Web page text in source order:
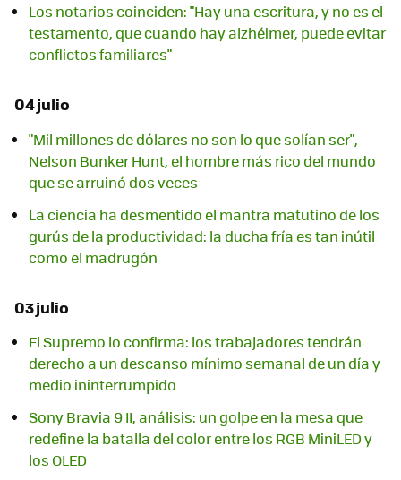
Los notarios coinciden: "Hay una escritura, y no es el
testamento, que cuando hay alzhéimer, puede evitar
conflictos familiares"
04 julio
"Mil millones de dólares no son lo que solían ser",
Nelson Bunker Hunt, el hombre más rico del mundo
que se arruinó dos veces
La ciencia ha desmentido el mantra matutino de los
gurús de la productividad: la ducha fría es tan inútil
como el madrugón
03 julio
El Supremo lo confirma: los trabajadores tendrán
derecho a un descanso mínimo semanal de un día y
medio ininterrumpido
Sony Bravia 9 II, análisis: un golpe en la mesa que
redefine la batalla del color entre los RGB MiniLED y
los OLED